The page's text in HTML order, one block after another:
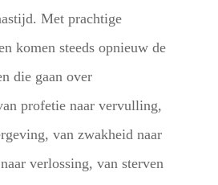
Met prachtige
komen steeds opnieuw de
die gaan over
profetie naar vervulling,
van zwakheid naar
verlossing, van sterven